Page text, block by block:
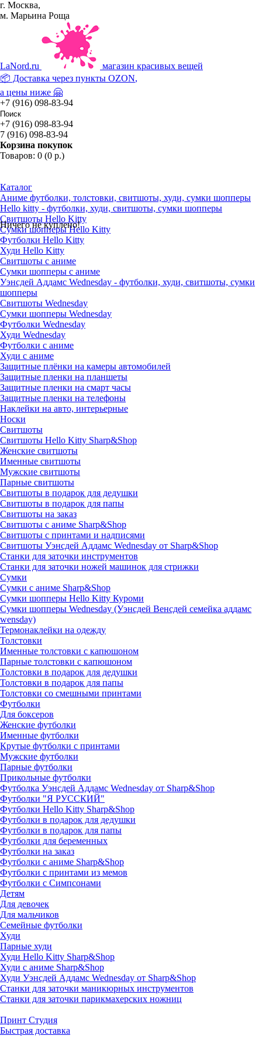
г. Москва,
м. Марьина Роща
LaNord.ru
магазин красивых вещей
📦 Доставка через пункты OZON,
а цены ниже 🤗
+7 (916) 098-83-94
+7 (916) 098-83-94
7 (916) 098-83-94
Корзина покупок
Товаров: 0 (0 р.)
Ничего не куплено!
Каталог
Аниме футболки, толстовки, свитшоты, худи, сумки шопперы
Hello kitty - футболки, худи, свитшоты, сумки шопперы
Свитшоты Hello Kitty
Сумки шопперы Hello Kitty
Футболки Hello Kitty
Худи Hello Kitty
Свитшоты с аниме
Сумки шопперы с аниме
Уэнсдей Аддамс Wednesday - футболки, худи, свитшоты, сумки
шопперы
Свитшоты Wednesday
Сумки шопперы Wednesday
Футболки Wednesday
Худи Wednesday
Футболки с аниме
Худи с аниме
Защитные плёнки на камеры автомобилей
Защитные пленки на планшеты
Защитные пленки на смарт часы
Защитные пленки на телефоны
Наклейки на авто, интерьерные
Носки
Свитшоты
Cвитшоты Hello Kitty Sharp&Shop
Женские свитшоты
Именные свитшоты
Мужские свитшоты
Парные свитшоты
Свитшоты в подарок для дедушки
Свитшоты в подарок для папы
Свитшоты на заказ
Свитшоты с аниме Sharp&Shop
Свитшоты с принтами и надписями
Свитшоты Уэнсдей Аддамс Wednesday от Sharp&Shop
Станки для заточки инструментов
Станки для заточки ножей машинок для стрижки
Сумки
Сумки с аниме Sharp&Shop
Сумки шопперы Hello Kitty Куроми
Сумки шопперы Wednesday (Уэнсдей Венсдей семейка аддамс
wensday)
Термонаклейки на одежду
Толстовки
Именные толстовки с капюшоном
Парные толстовки с капюшоном
Толстовки в подарок для дедушки
Толстовки в подарок для папы
Толстовки со смешными принтами
Футболки
Для боксеров
Женские футболки
Именные футболки
Крутые футболки с принтами
Мужские футболки
Парные футболки
Прикольные футболки
Футболка Уэнсдей Аддамс Wednesday от Sharp&Shop
Футболки "Я РУССКИЙ"
Футболки Hello Kitty Sharp&Shop
Футболки в подарок для дедушки
Футболки в подарок для папы
Футболки для беременных
Футболки на заказ
Футболки с аниме Sharp&Shop
Футболки с принтами из мемов
Футболки с Симпсонами
Детям
Для девочек
Для мальчиков
Семейные футболки
Худи
Парные худи
Худи Hello Kitty Sharp&Shop
Худи с аниме Sharp&Shop
Худи Уэнсдей Аддамс Wednesday от Sharp&Shop
Станки для заточки маникюрных инструментов
Станки для заточки парикмахерских ножниц
Принт Студия
Быстрая доставка